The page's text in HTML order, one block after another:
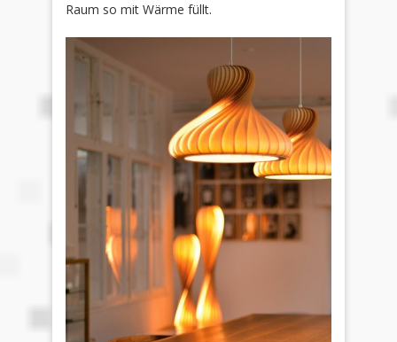
Raum so mit Wärme füllt.